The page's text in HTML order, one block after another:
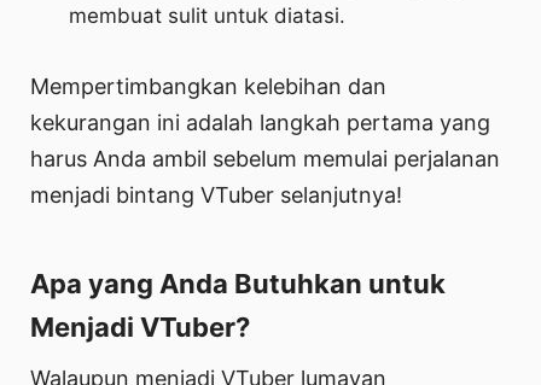
membuat sulit untuk diatasi.
Mempertimbangkan kelebihan dan
kekurangan ini adalah langkah pertama yang
harus Anda ambil sebelum memulai perjalanan
menjadi bintang VTuber selanjutnya!
Apa yang Anda Butuhkan untuk
Menjadi VTuber?
Walaupun menjadi VTuber lumayan